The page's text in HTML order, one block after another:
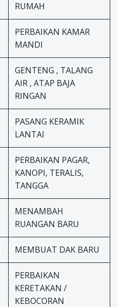
RUMAH
PERBAIKAN KAMAR
MANDI
GENTENG , TALANG
AIR , ATAP BAJA
RINGAN
PASANG KERAMIK
LANTAI
PERBAIKAN PAGAR,
KANOPI, TERALIS,
TANGGA
MENAMBAH
RUANGAN BARU
MEMBUAT DAK BARU
PERBAIKAN
KERETAKAN /
KEBOCORAN